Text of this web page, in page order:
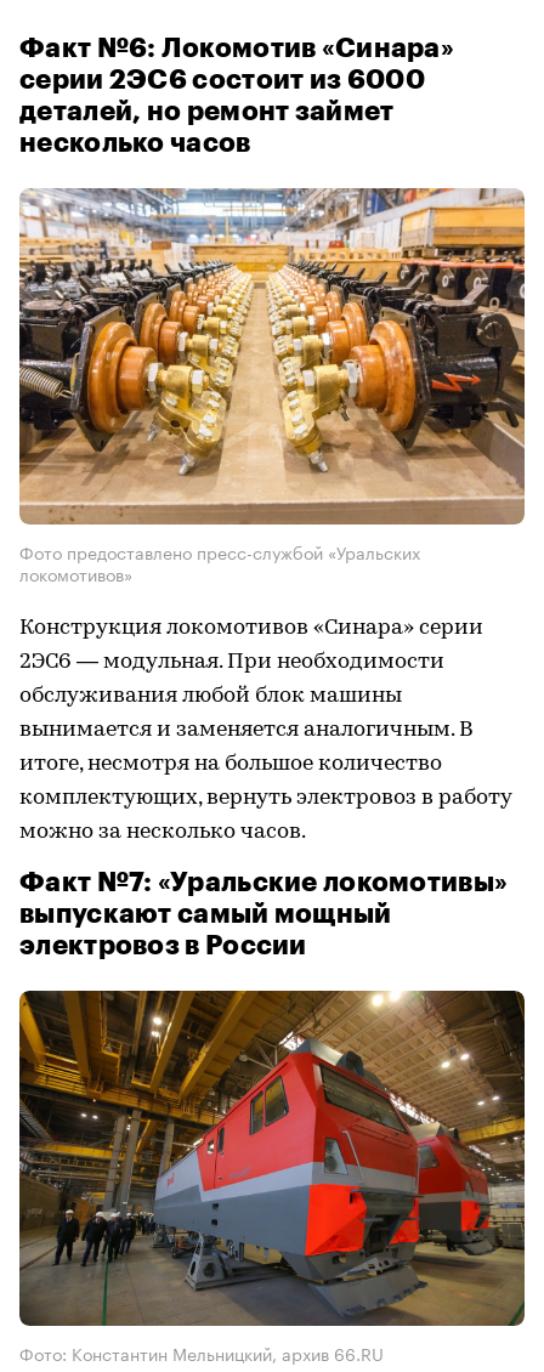
Факт №6: Локомотив «Синара»
серии 2ЭС6 состоит из 6000
деталей, но ремонт займет
несколько часов
Фото предоставлено пресс-службой «Уральских
локомотивов»
Конструкция локомотивов «Синара» серии
2ЭС6 — модульная. При необходимости
обслуживания любой блок машины
вынимается и заменяется аналогичным. В
итоге, несмотря на большое количество
комплектующих, вернуть электровоз в работу
можно за несколько часов.
Факт №7: «Уральские локомотивы»
выпускают самый мощный
электровоз в России
Фото: Константин Мельницкий, архив 66.RU